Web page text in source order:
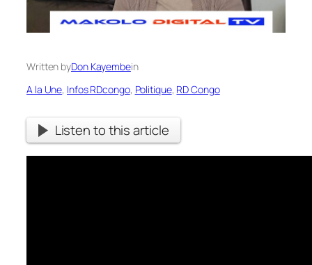
Written byDon Kayembein
A la Une, Infos RDcongo, Politique, RD Congo
Listen to this article